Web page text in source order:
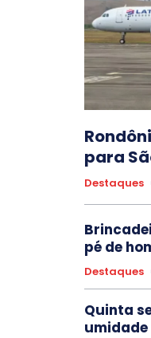
para
Destaques
pé de
Destaques
Quinta
umidade